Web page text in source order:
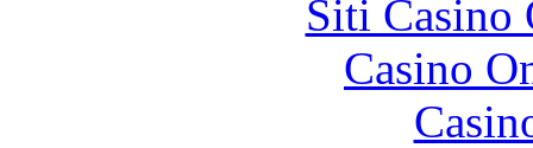
Siti Casino
Casino